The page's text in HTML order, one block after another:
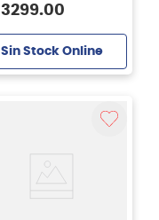
3299.00
Sin Stock Online